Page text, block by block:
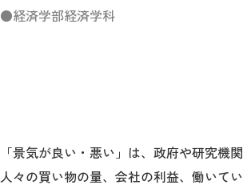
公式サイト
経済学部経済学科
「景気が良い・悪い」は、政府や研究機
人々の買い物の量、会社の利益、働いて